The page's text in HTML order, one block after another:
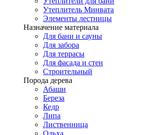
Утеплитель Минвата
Элементы лестницы
Назначение материала
Для бани и сауны
Для забора
Для террасы
Для фасада и стен
Строительный
Порода дерева
Абаши
Береза
Кедр
Липа
Лиственница
Ольха